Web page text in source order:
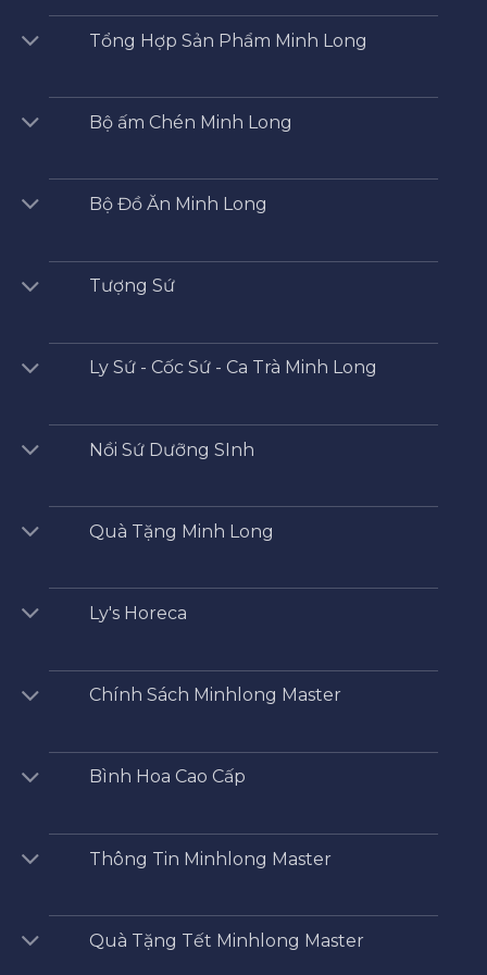
Tổng Hợp Sản Phẩm Minh Long
Bộ ấm Chén Minh Long
Bộ Đồ Ăn Minh Long
Tượng Sứ
Ly Sứ - Cốc Sứ - Ca Trà Minh Long
Nồi Sứ Dưỡng SInh
Quà Tặng Minh Long
Ly's Horeca
Chính Sách Minhlong Master
Bình Hoa Cao Cấp
Thông Tin Minhlong Master
Quà Tặng Tết Minhlong Master